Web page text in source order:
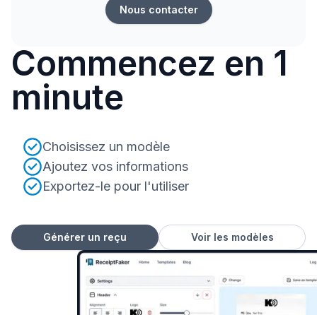
Nous contacter
Commencez en 1
minute
Choisissez un modèle
Ajoutez vos informations
Exportez-le pour l'utiliser
Générer un reçu Voir les modèles